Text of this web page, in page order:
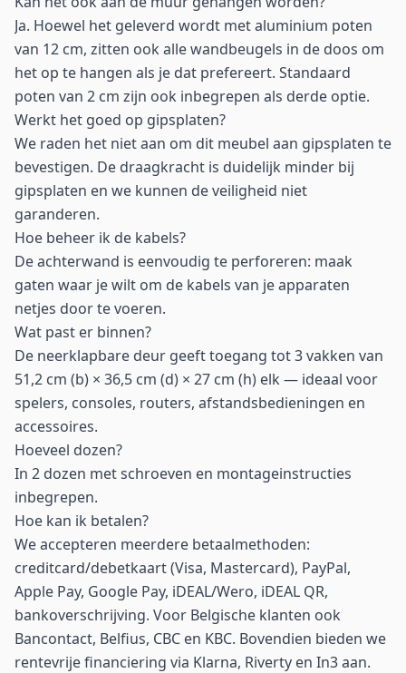
Ja. Hoewel het geleverd wordt met aluminium poten
van 12 cm, zitten ook alle wandbeugels in de doos om
het op te hangen als je dat prefereert. Standaard
poten van 2 cm zijn ook inbegrepen als derde optie.
Werkt het goed op gipsplaten?
We raden het niet aan om dit meubel aan gipsplaten te
bevestigen. De draagkracht is duidelijk minder bij
gipsplaten en we kunnen de veiligheid niet
garanderen.
Hoe beheer ik de kabels?
De achterwand is eenvoudig te perforeren: maak
gaten waar je wilt om de kabels van je apparaten
netjes door te voeren.
Wat past er binnen?
De neerklapbare deur geeft toegang tot 3 vakken van
51,2 cm (b) × 36,5 cm (d) × 27 cm (h) elk — ideaal voor
spelers, consoles, routers, afstandsbedieningen en
accessoires.
Hoeveel dozen?
In 2 dozen met schroeven en montageinstructies
inbegrepen.
Hoe kan ik betalen?
We accepteren meerdere betaalmethoden:
creditcard/debetkaart (Visa, Mastercard), PayPal,
Apple Pay, Google Pay, iDEAL/Wero, iDEAL QR,
bankoverschrijving. Voor Belgische klanten ook
Bancontact, Belfius, CBC en KBC. Bovendien bieden we
rentevrije financiering via Klarna, Riverty en In3 aan.